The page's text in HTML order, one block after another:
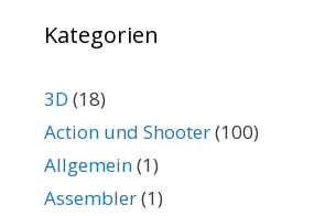
Kategorien
3D (18)
Action und Shooter(100)
Allgemein(1)
Assembler(1)